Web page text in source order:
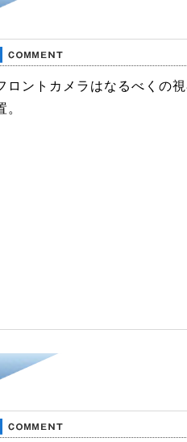
ロントカメラはなるべくの
。